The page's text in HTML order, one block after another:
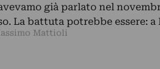
già parlato nel
La battuta potrebbe essere:
Mattioli